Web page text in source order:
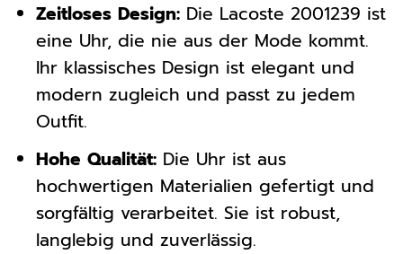
Zeitloses Design:Die Lacoste 2001239 ist
eine Uhr, die nie aus der Mode kommt.
Ihr klassisches Design ist elegant und
modern zugleich und passt zu jedem
Outfit.
Hohe Qualität:Die Uhr ist aus
hochwertigen Materialien gefertigt und
sorgfältig verarbeitet. Sie ist robust,
langlebig und zuverlässig.